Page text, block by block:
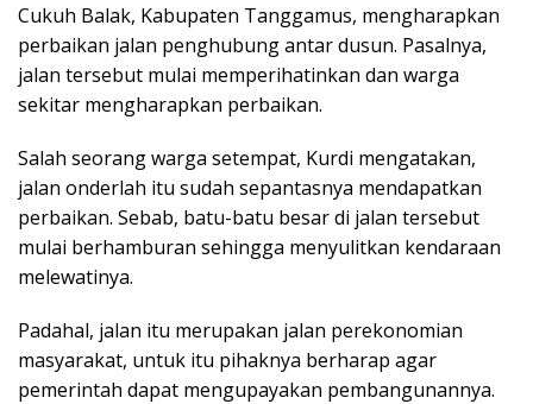
Cukuh Balak, Kabupaten Tanggamus, mengharapkan
perbaikan jalan penghubung antar dusun. Pasalnya,
jalan tersebut mulai memperihatinkan dan warga
sekitar mengharapkan perbaikan.
Salah seorang warga setempat, Kurdi mengatakan,
jalan onderlah itu sudah sepantasnya mendapatkan
perbaikan. Sebab, batu-batu besar di jalan tersebut
mulai berhamburan sehingga menyulitkan kendaraan
melewatinya.
Padahal, jalan itu merupakan jalan perekonomian
masyarakat, untuk itu pihaknya berharap agar
pemerintah dapat mengupayakan pembangunannya.